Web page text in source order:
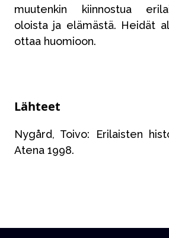
muutenkin kiinnostua
oloista ja elämästä. Heidät
ottaa huomioon.
Lähteet
Nygård, Toivo: Erilaisten
Atena 1998.